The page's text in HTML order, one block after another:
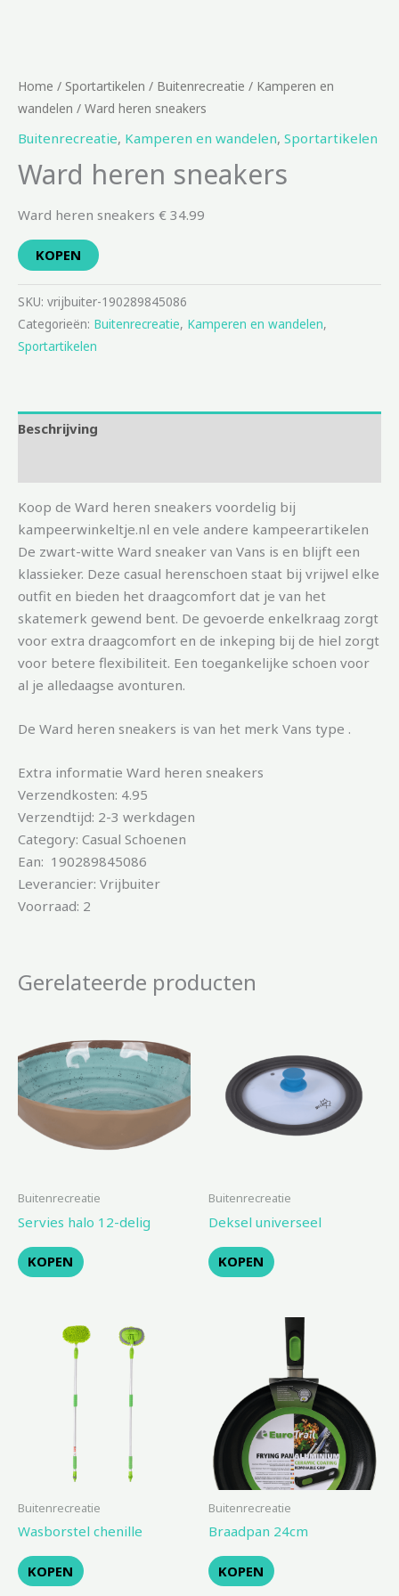
Home / Sportartikelen / Buitenrecreatie / Kamperen en
wandelen / Ward heren sneakers
Buitenrecreatie, Kamperen en wandelen, Sportartikelen
Ward heren sneakers
Ward heren sneakers € 34.99
KOPEN
SKU: vrijbuiter-190289845086
Categorieën: Buitenrecreatie, Kamperen en wandelen,
Sportartikelen
Beschrijving
Koop de Ward heren sneakers voordelig bij
kampeerwinkeltje.nl en vele andere kampeerartikelen
De zwart-witte Ward sneaker van Vans is en blijft een
klassieker. Deze casual herenschoen staat bij vrijwel elke
outfit en bieden het draagcomfort dat je van het
skatemerk gewend bent. De gevoerde enkelkraag zorgt
voor extra draagcomfort en de inkeping bij de hiel zorgt
voor betere flexibiliteit. Een toegankelijke schoen voor
al je alledaagse avonturen.
De Ward heren sneakers is van het merk Vans type .
Extra informatie Ward heren sneakers
Verzendkosten: 4.95
Verzendtijd: 2-3 werkdagen
Category: Casual Schoenen
Ean: 190289845086
Leverancier: Vrijbuiter
Voorraad: 2
Gerelateerde producten
Buitenrecreatie
Servies halo 12-delig
KOPEN
Buitenrecreatie
Deksel universeel
KOPEN
Buitenrecreatie
Wasborstel chenille
KOPEN
Buitenrecreatie
Braadpan 24cm
KOPEN